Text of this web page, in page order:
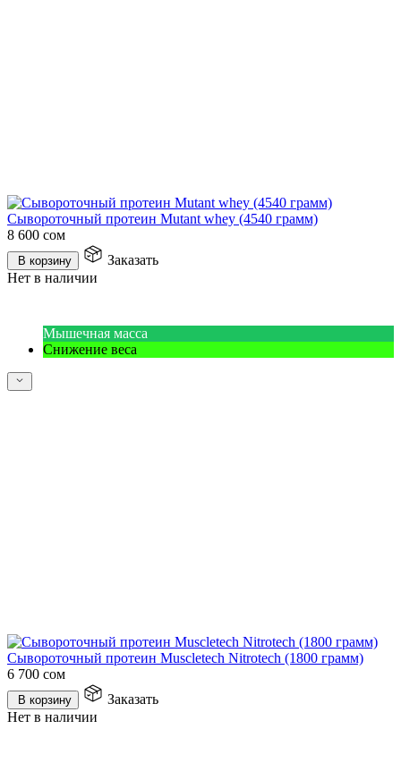
Сывороточный протеин Mutant whey (4540 грамм)
8 600 сом
В корзину
Заказать
Нет в наличии
Мышечная масса
Снижение веса
Сывороточный протеин Muscletech Nitrotech (1800 грамм)
6 700 сом
В корзину
Заказать
Нет в наличии